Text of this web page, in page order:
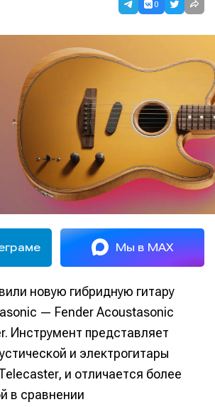
0
Мы в MAX
новую гибридную гитару
— Fender Acoustasonic
Инструмент представляет
и электрогитары
и отличается более
в сравнении